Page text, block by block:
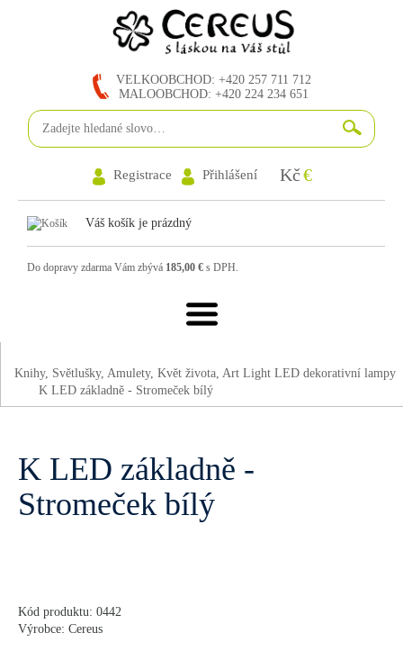
VELKOOBCHOD: +420 257 711 712
MALOOBCHOD: +420 224 234 651
Registrace Přihlášení Kč€
Váš košík je prázdný
Do dopravy zdarma Vám zbývá 185,00 € s DPH.
Knihy, Světlušky, Amulety, Květ života, Art Light LED dekorativní lampy
K LED základně - Stromeček bílý
K LED základně -
Stromeček bílý
Kód produktu: 0442
Výrobce: Cereus